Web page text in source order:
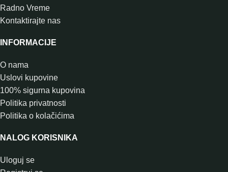
Radno Vreme
Kontaktirajte nas
INFORMACIJE
O nama
Uslovi kupovine
100% sigurna kupovina
Politika privatnosti
Politika o kolačićima
NALOG KORISNIKA
Uloguj se